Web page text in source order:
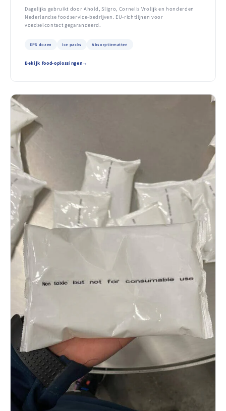
Dagelijks gebruikt door Ahold, Sligro, Cornelis Vrolijk en honderden
Nederlandse foodservice-bedrijven. EU-richtlijnen voor
voedselcontact gegarandeerd.
EPS dozen Ice packs Absorptiematten
Bekijk food-oplossingen